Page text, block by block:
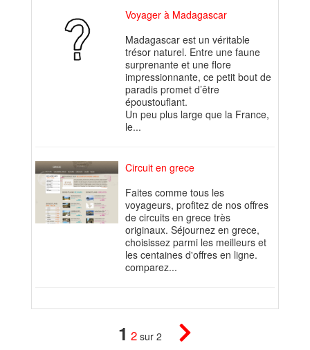
Voyager à Madagascar
Madagascar est un véritable
trésor naturel. Entre une faune
surprenante et une flore
impressionnante, ce petit bout de
paradis promet d’être
époustouflant.
Un peu plus large que la France,
le...
Circuit en grece
Faites comme tous les
voyageurs, profitez de nos offres
de circuits en grece très
originaux. Séjournez en grece,
choisissez parmi les meilleurs et
les centaines d'offres en ligne.
comparez...
1 2 sur 2